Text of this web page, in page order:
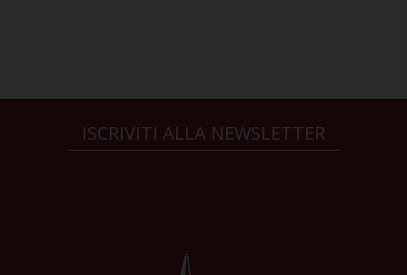
ISCRIVITI ALLA NEWSLETTER